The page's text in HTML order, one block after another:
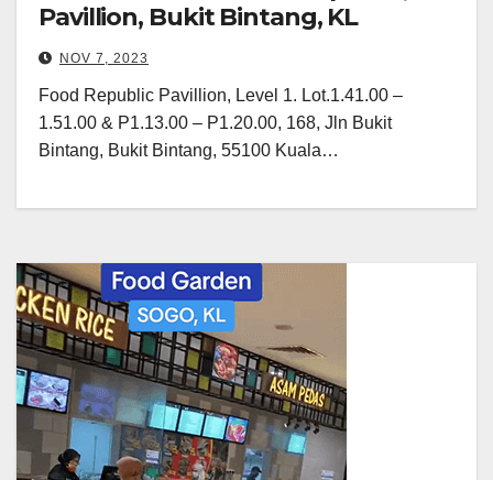
Pavillion, Bukit Bintang, KL
NOV 7, 2023
Food Republic Pavillion, Level 1. Lot.1.41.00 –
1.51.00 & P1.13.00 – P1.20.00, 168, Jln Bukit
Bintang, Bukit Bintang, 55100 Kuala…